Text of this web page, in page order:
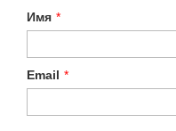
Имя *
Email *